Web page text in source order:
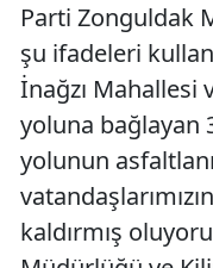
Parti Zonguldak
şu ifadeleri
İnağzı Mahallesi
yoluna bağlayan
yolunun
kaldırmış